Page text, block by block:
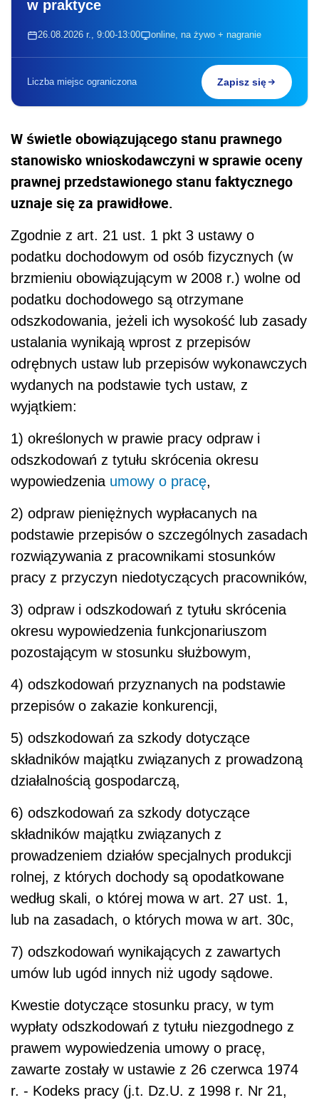
w praktyce
26.08.2026 r., 9:00-13:00 online, na żywo + nagranie
Liczba miejsc ograniczona Zapisz się
W świetle obowiązującego stanu prawnego
stanowisko wnioskodawczyni w sprawie oceny
prawnej przedstawionego stanu faktycznego
uznaje się za prawidłowe.
Zgodnie z art. 21 ust. 1 pkt 3 ustawy o
podatku dochodowym od osób fizycznych (w
brzmieniu obowiązującym w 2008 r.) wolne od
podatku dochodowego są otrzymane
odszkodowania, jeżeli ich wysokość lub zasady
ustalania wynikają wprost z przepisów
odrębnych ustaw lub przepisów wykonawczych
wydanych na podstawie tych ustaw, z
wyjątkiem:
1) określonych w prawie pracy odpraw i
odszkodowań z tytułu skrócenia okresu
wypowiedzenia umowy o pracę,
2) odpraw pieniężnych wypłacanych na
podstawie przepisów o szczególnych zasadach
rozwiązywania z pracownikami stosunków
pracy z przyczyn niedotyczących pracowników,
3) odpraw i odszkodowań z tytułu skrócenia
okresu wypowiedzenia funkcjonariuszom
pozostającym w stosunku służbowym,
4) odszkodowań przyznanych na podstawie
przepisów o zakazie konkurencji,
5) odszkodowań za szkody dotyczące
składników majątku związanych z prowadzoną
działalnością gospodarczą,
6) odszkodowań za szkody dotyczące
składników majątku związanych z
prowadzeniem działów specjalnych produkcji
rolnej, z których dochody są opodatkowane
według skali, o której mowa w art. 27 ust. 1,
lub na zasadach, o których mowa w art. 30c,
7) odszkodowań wynikających z zawartych
umów lub ugód innych niż ugody sądowe.
Kwestie dotyczące stosunku pracy, w tym
wypłaty odszkodowań z tytułu niezgodnego z
prawem wypowiedzenia umowy o pracę,
zawarte zostały w ustawie z 26 czerwca 1974
r. - Kodeks pracy (j.t. Dz.U. z 1998 r. Nr 21,